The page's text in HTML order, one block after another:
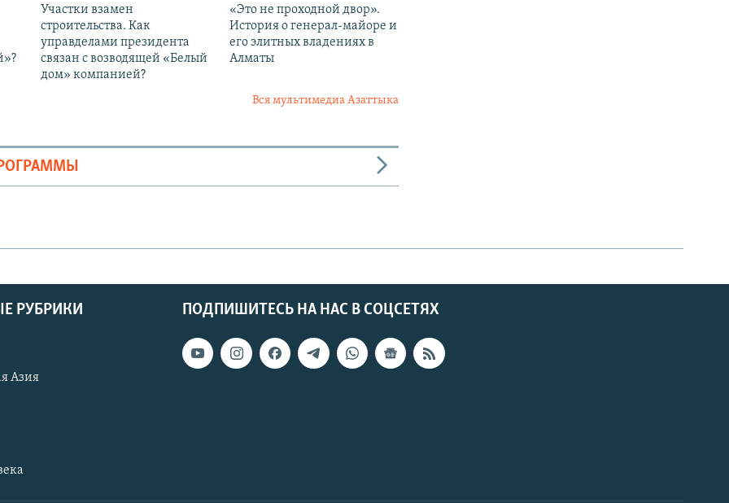
Участки взамен
строительства. Как
управделами президента
связан с возводящей «Белый
дом» компанией?
«Это не проходной двор».
История о генерал-майоре и
его элитных владениях в
Алматы
Вся мультимедиа Азаттыка
ПОДПИШИТЕСЬ НА НАС В СОЦСЕТЯХ
РУБРИКИ
Азия